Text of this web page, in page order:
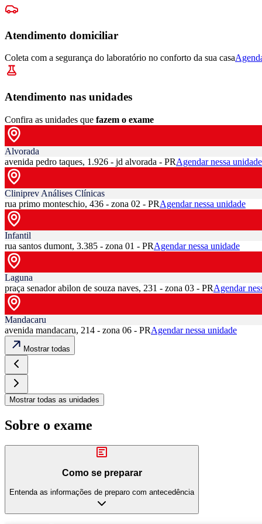
Atendimento domiciliar
Coleta com a segurança do laboratório no conforto da sua casa
Atendimento nas unidades
Confira as unidades que fazem o exame
Alvorada
avenida pedro taques, 1.926 - jd alvorada - PRAgendar nessa unidade
Cliniprev Análises Clínicas
rua primo monteschio, 436 - zona 02 - PRAgendar nessa unidade
Infantil
rua santos dumont, 3.385 - zona 01 - PRAgendar nessa unidade
Laguna
praça senador abilon de souza naves, 231 - zona 03 - PRAgendar
Mandacaru
avenida mandacaru, 214 - zona 06 - PRAgendar nessa unidade
Mostrar todas
Mostrar todas as unidades
Sobre o exame
Como se preparar
Entenda as informações de preparo com antecedência